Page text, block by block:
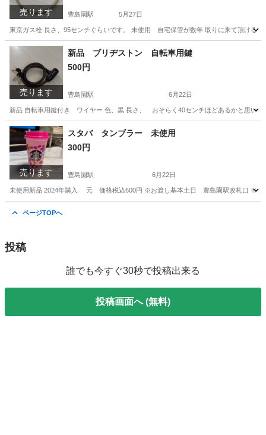
売ります 豊島園駅 5月27日
東京ガス栓 長さ、95センチぐらいです。 未使用 自宅保管が数年 取りに来て頂ける方
東京 練馬区 豊島園駅 家庭用品 ガス栓
売ります
新品 ブリヂストン 自転車用鍵
500円
豊島園駅 6月22日
新品 自転車用鍵付き ワイヤー 色、黒 長さ、 おそらく40センチほどあるかと思いま
東京 練馬区 豊島園駅 その他 新品
売ります
スタバ タンブラー 未使用
300円
豊島園駅 6月22日
未使用新品 2024年購入 元 価格税込600円 ※お渡し基本土日 豊島園駅改札口 ※返
ページTOPへ
投稿
誰でも今すぐ30秒で投稿出来る
投稿画面へ (無料)